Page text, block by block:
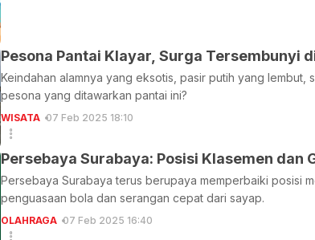
Pesona Pantai Klayar, Surga Tersembunyi
Keindahan alamnya yang eksotis, pasir putih yang lembut,
pesona yang ditawarkan pantai ini?
WISATA 07 Feb 2025 18:10
Persebaya Surabaya: Posisi Klasemen dan
Persebaya Surabaya terus berupaya memperbaiki posisi
penguasaan bola dan serangan cepat dari sayap.
OLAHRAGA 07 Feb 2025 16:40